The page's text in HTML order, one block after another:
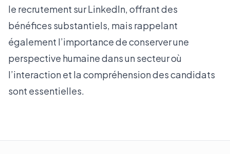
le recrutement sur LinkedIn, offrant des
bénéfices substantiels, mais rappelant
également l’importance de conserver une
perspective humaine dans un secteur où
l’interaction et la compréhension des candidats
sont essentielles.